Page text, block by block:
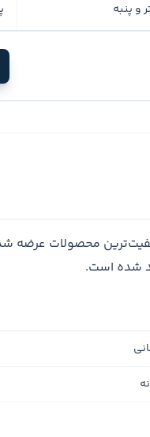
و پنبه
محصولات
شده است.